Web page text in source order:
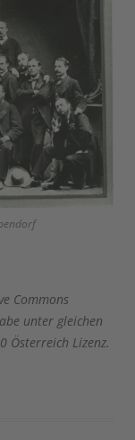
Commons
unter gleichen
Österreich Lizenz.